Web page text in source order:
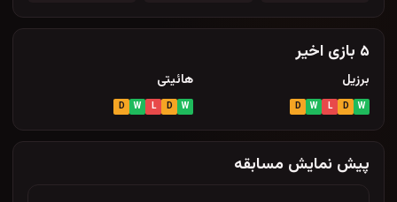
۵ بازی اخیر
برزیل
W
D
L
W
D
هائیتی
W
D
L
W
D
پیش نمایش مسابقه